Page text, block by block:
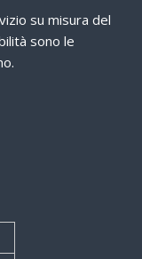
su misura del
sono le